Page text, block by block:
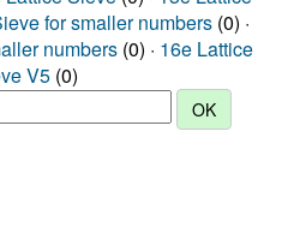
for smaller numbers (0) ·
numbers (0) · 16e Lattice
V5 (0)